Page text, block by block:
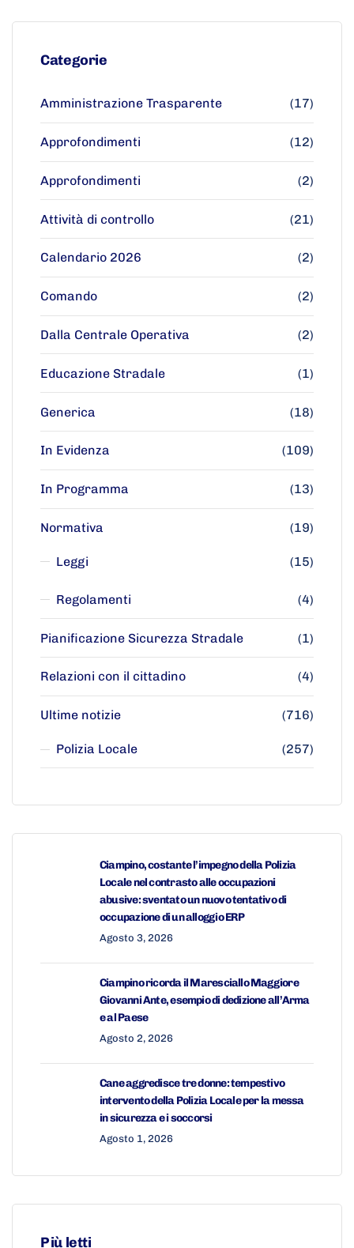
Categorie
Amministrazione Trasparente (17)
Approfondimenti (12)
Approfondimenti (2)
Attività di controllo (21)
Calendario 2026 (2)
Comando (2)
Dalla Centrale Operativa (2)
Educazione Stradale (1)
Generica (18)
In Evidenza (109)
In Programma (13)
Normativa (19)
Leggi (15)
Regolamenti (4)
Pianificazione Sicurezza Stradale (1)
Relazioni con il cittadino (4)
Ultime notizie (716)
Polizia Locale (257)
Ciampino, costante l’impegno della Polizia
Locale nel contrasto alle occupazioni
abusive: sventato un nuovo tentativo di
occupazione di un alloggio ERP
Agosto 3, 2026
Ciampino ricorda il Maresciallo Maggiore
Giovanni Ante, esempio di dedizione all’Arma
e al Paese
Agosto 2, 2026
Cane aggredisce tre donne: tempestivo
intervento della Polizia Locale per la messa
in sicurezza e i soccorsi
Agosto 1, 2026
Più letti